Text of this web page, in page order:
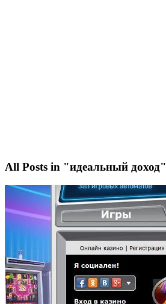
All Posts in "идеальный доход"